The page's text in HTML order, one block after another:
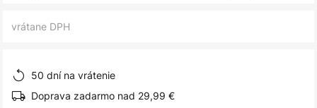
vrátane DPH
50 dní na vrátenie
Doprava zadarmo nad 29,99 €